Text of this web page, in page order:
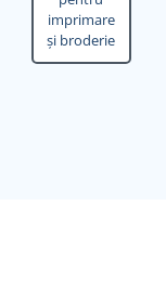
imprimare
și broderie